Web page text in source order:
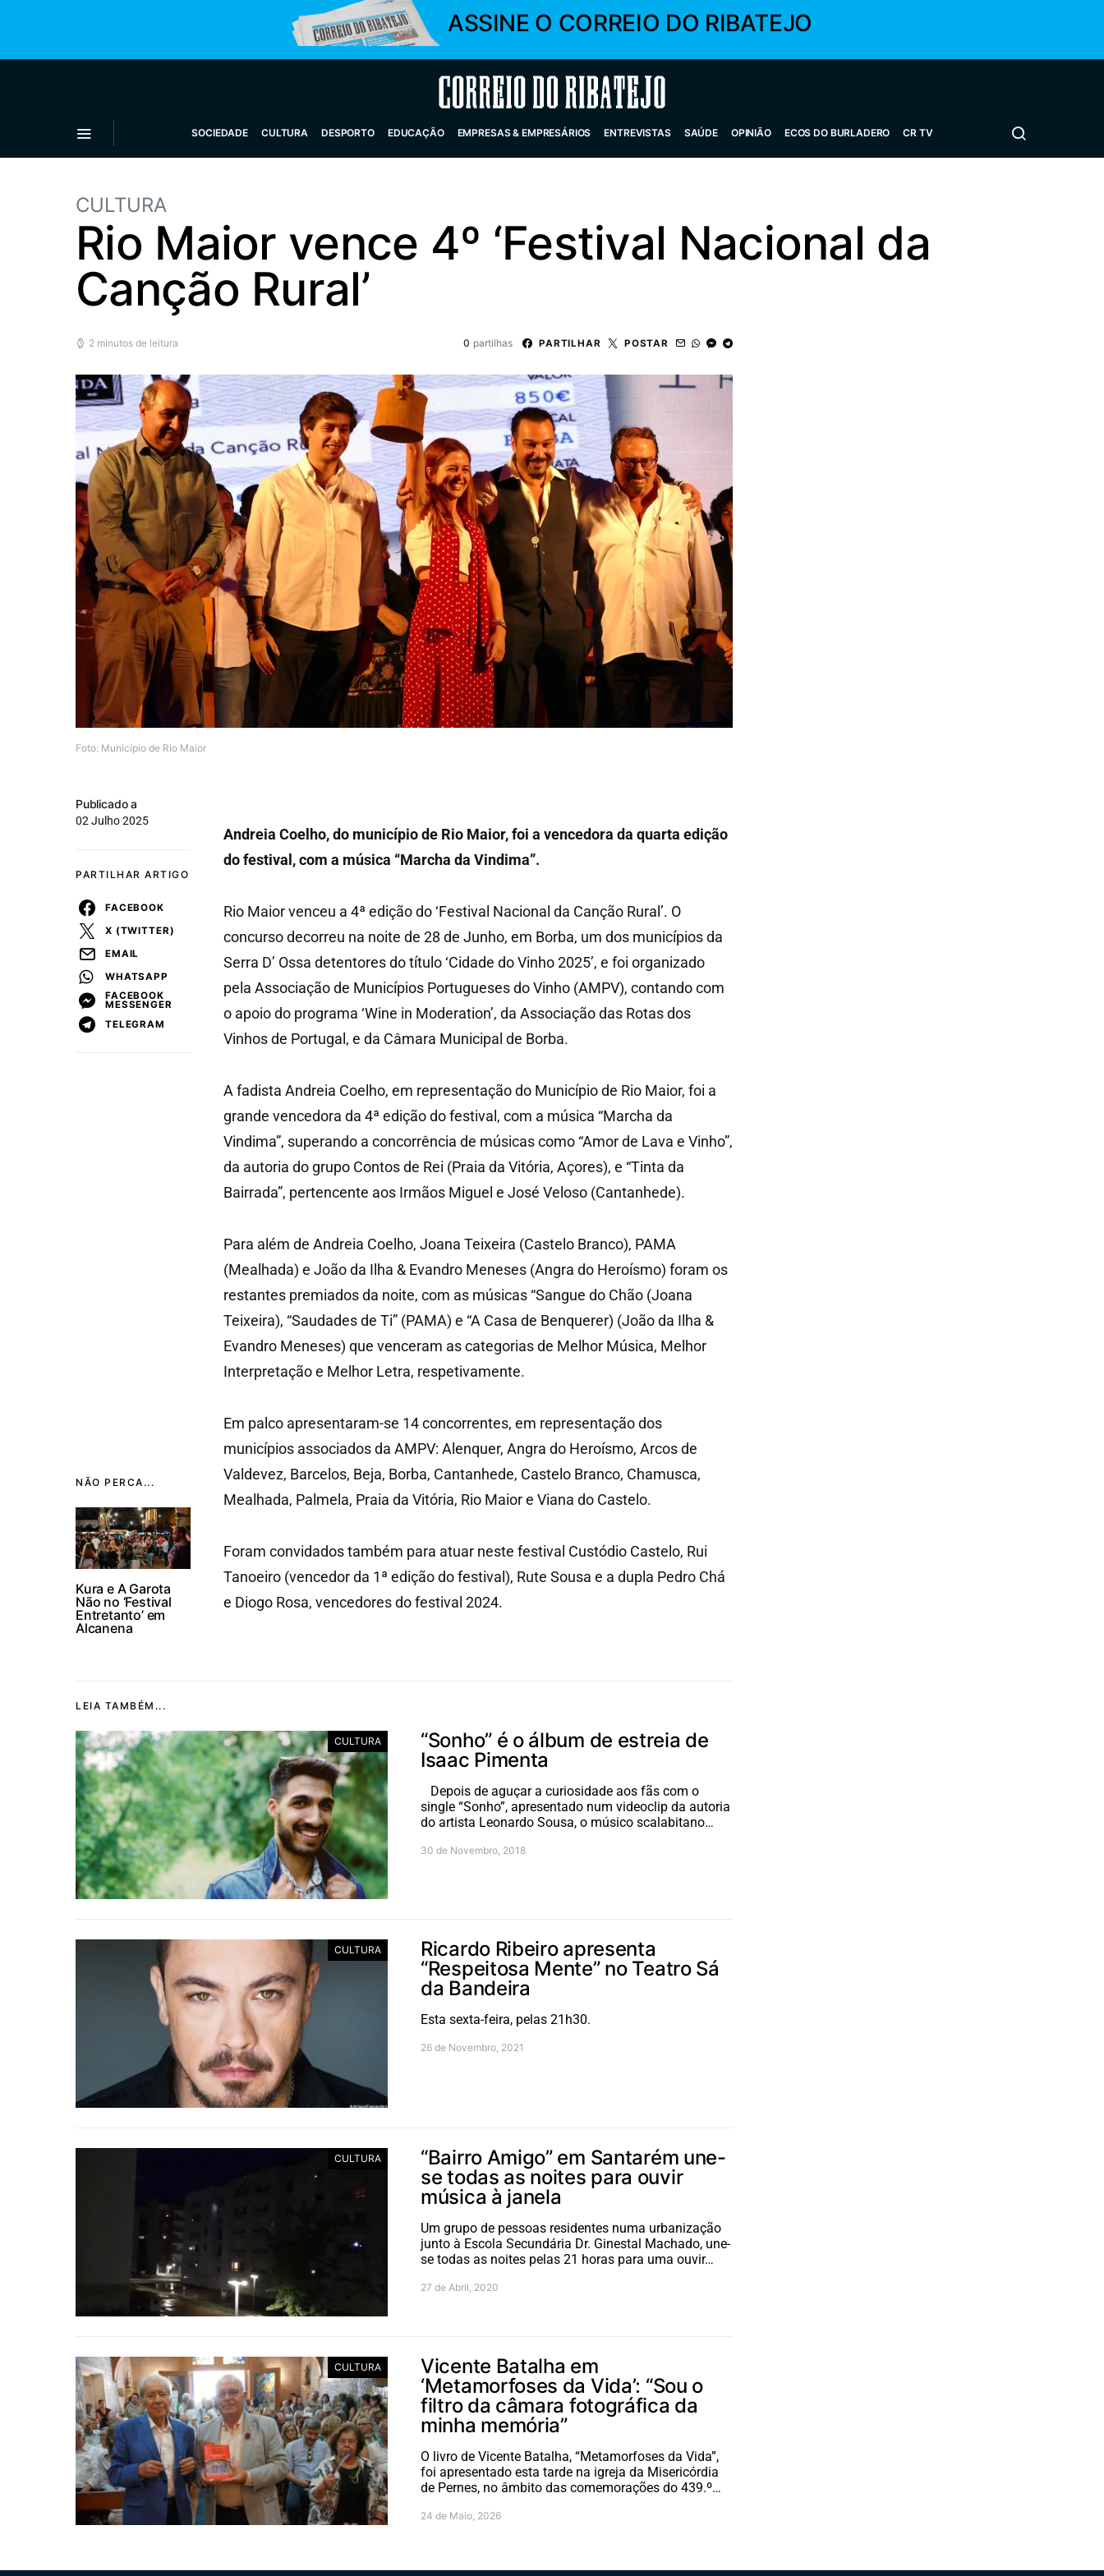
ASSINE O CORREIO DO RIBATEJO
Correio do Ribatejo
SOCIEDADE CULTURA DESPORTO EDUCAÇÃO EMPRESAS & EMPRESÁRIOS ENTREVISTAS SAÚDE OPINIÃO ECOS DO BURLADERO CR TV
CULTURA
Rio Maior vence 4º ‘Festival Nacional da
Canção Rural’
2 minutos de leitura 0 partilhas PARTILHAR POSTAR
Foto: Município de Rio Maior
NÃO PERCA...
Kura e A Garota
Não no ‘Festival
Entretanto’ em
Alcanena
Publicado a
02 Julho 2025
PARTILHAR ARTIGO
FACEBOOK
X (TWITTER)
EMAIL
WHATSAPP
FACEBOOK
MESSENGER
TELEGRAM
Andreia Coelho, do município de Rio Maior, foi a vencedora da quarta edição
do festival, com a música “Marcha da Vindima”.
Rio Maior venceu a 4ª edição do ‘Festival Nacional da Canção Rural’. O
concurso decorreu na noite de 28 de Junho, em Borba, um dos municípios da
Serra D’ Ossa detentores do título ‘Cidade do Vinho 2025’, e foi organizado
pela Associação de Municípios Portugueses do Vinho (AMPV), contando com
o apoio do programa ‘Wine in Moderation’, da Associação das Rotas dos
Vinhos de Portugal, e da Câmara Municipal de Borba.
A fadista Andreia Coelho, em representação do Município de Rio Maior, foi a
grande vencedora da 4ª edição do festival, com a música “Marcha da
Vindima”, superando a concorrência de músicas como “Amor de Lava e Vinho”,
da autoria do grupo Contos de Rei (Praia da Vitória, Açores), e “Tinta da
Bairrada”, pertencente aos Irmãos Miguel e José Veloso (Cantanhede).
Para além de Andreia Coelho, Joana Teixeira (Castelo Branco), PAMA
(Mealhada) e João da Ilha & Evandro Meneses (Angra do Heroísmo) foram os
restantes premiados da noite, com as músicas “Sangue do Chão (Joana
Teixeira), “Saudades de Ti” (PAMA) e “A Casa de Benquerer) (João da Ilha &
Evandro Meneses) que venceram as categorias de Melhor Música, Melhor
Interpretação e Melhor Letra, respetivamente.
Em palco apresentaram-se 14 concorrentes, em representação dos
municípios associados da AMPV: Alenquer, Angra do Heroísmo, Arcos de
Valdevez, Barcelos, Beja, Borba, Cantanhede, Castelo Branco, Chamusca,
Mealhada, Palmela, Praia da Vitória, Rio Maior e Viana do Castelo.
Foram convidados também para atuar neste festival Custódio Castelo, Rui
Tanoeiro (vencedor da 1ª edição do festival), Rute Sousa e a dupla Pedro Chá
e Diogo Rosa, vencedores do festival 2024.
LEIA TAMBÉM...
CULTURA
“Sonho” é o álbum de estreia de
Isaac Pimenta
Depois de aguçar a curiosidade aos fãs com o
single “Sonho”, apresentado num videoclip da autoria
do artista Leonardo Sousa, o músico scalabitano…
30 de Novembro, 2018
CULTURA
Ricardo Ribeiro apresenta
“Respeitosa Mente” no Teatro Sá
da Bandeira
Esta sexta-feira, pelas 21h30.
26 de Novembro, 2021
CULTURA
“Bairro Amigo” em Santarém une-
se todas as noites para ouvir
música à janela
Um grupo de pessoas residentes numa urbanização
junto à Escola Secundária Dr. Ginestal Machado, une-
se todas as noites pelas 21 horas para uma ouvir…
27 de Abril, 2020
CULTURA
Vicente Batalha em
‘Metamorfoses da Vida’: “Sou o
filtro da câmara fotográfica da
minha memória”
O livro de Vicente Batalha, “Metamorfoses da Vida”,
foi apresentado esta tarde na igreja da Misericórdia
de Pernes, no âmbito das comemorações do 439.º…
24 de Maio, 2026